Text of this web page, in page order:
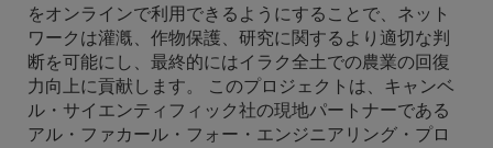
をオンラインで利用できるようにすることで、ネット
ワークは灌漑、作物保護、研究に関するより適切な判
断を可能にし、最終的にはイラク全土での農業の回復
力向上に貢献します。 このプロジェクトは、キャンベ
ル・サイエンティフィック社の現地パートナーである
アル・ファカール・フォー・エンジニアリング・プロ